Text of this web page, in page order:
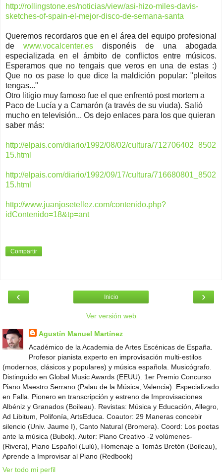
http://rollingstone.es/noticias/view/asi-hizo-miles-davis-
sketches-of-spain-el-mejor-disco-de-semana-santa
Queremos recordaros que en el área del equipo profesional
de www.vocalcenter.es disponéis de una abogada
especializada en el ámbito de conflictos entre músicos.
Esperamos que no tengais que veros en una de estas :)
Que no os pase lo que dice la maldición popular: "pleitos
tengas..."
Otro litigio muy famoso fue el que enfrentó post mortem a
Paco de Lucía y a Camarón (a través de su viuda). Salió
mucho en televisión... Os dejo enlaces para los que quieran
saber más:
http://elpais.com/diario/1992/08/02/cultura/712706402_8502
15.html
http://elpais.com/diario/1992/09/17/cultura/716680801_8502
15.html
http://www.juanjosetellez.com/contenido.php?
idContenido=18&tp=ant
Compartir
‹ ›
Inicio
Ver versión web
Agustín Manuel Martínez
Académico de la Academia de Artes Escénicas de España.
Profesor pianista experto en improvisación multi-estilos
(modernos, clásicos y populares) y música española. Musicógrafo.
Distinguido en Global Music Awards (EEUU). 1er Premio Concurso
Piano Maestro Serrano (Palau de la Música, Valencia). Especializado
en Falla. Pionero en transcripción y estreno de Improvisaciones
Albéniz y Granados (Boileau). Revistas: Música y Educación, Allegro,
Ad Libitum, Polifonía, ArtsEduca. Coautor: 29 Maneras concebir
silencio (Univ. Jaume I), Canto Natural (Bromera). Coord: Los poetas
ante la música (Bubok). Autor: Piano Creativo -2 volúmenes-
(Rivera), Piano Español (Lulú), Homenaje a Tomás Bretón (Boileau),
Aprende a Improvisar al Piano (Redbook)
Ver todo mi perfil